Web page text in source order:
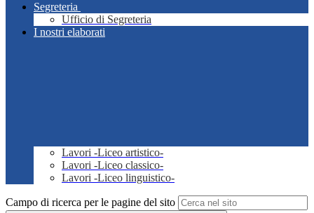
Segreteria
Ufficio di Segreteria
I nostri elaborati
Lavori -Liceo artistico-
Lavori -Liceo classico-
Lavori -Liceo linguistico-
Campo di ricerca per le pagine del sito